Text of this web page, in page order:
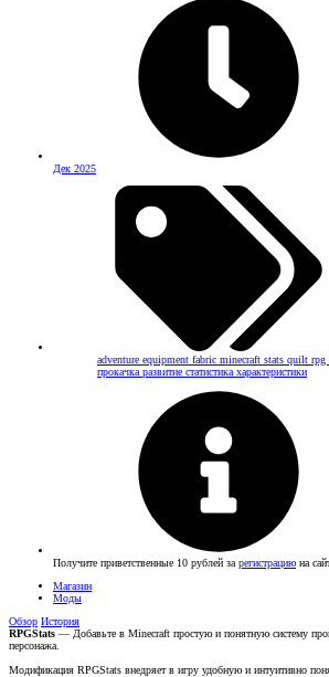
Дек 2025
adventure equipment fabric minecraft stats quilt rpg
прокачка развитие статистика характеристики
Получите приветственные 10 рублей за регистрацию на
Магазин
Моды
Обзор История
RPGStats — Добавьте в Minecraft простую и понятную систему
персонажа.
Модификация RPGStats внедряет в игру удобную и интуитивно